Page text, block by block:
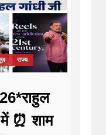
राज्य
में ⏰ शाम